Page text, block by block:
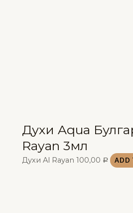
Духи Aqua
Rayan 3мл
Духи Al Rayan 100,00 Р ADD